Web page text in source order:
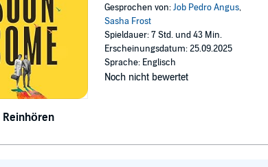
Reinhören
Gesprochen von:Job Pedro Angus,
Sasha Frost
Spieldauer: 7 Std. und 43 Min.
Erscheinungsdatum: 25.09.2025
Sprache: Englisch
Noch nicht bewertet